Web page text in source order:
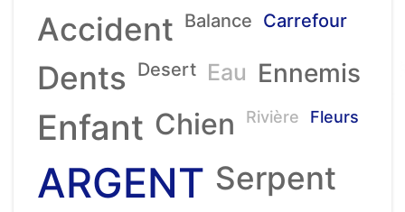
Accident Balance Carrefour
Dents Desert Eau Ennemis
Enfant Chien Rivière Fleurs
ARGENT Serpent